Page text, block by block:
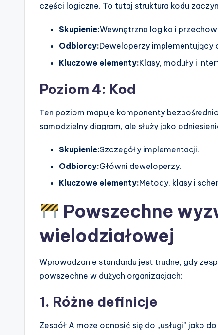
części logiczne. To tutaj struktura kodu
Skupienie:Wewnętrzna logika i
Odbiorcy:Deweloperzy implementujący
Kluczowe elementy:Klasy, moduły i
Poziom 4: Kod
Ten poziom mapuje komponenty
samodzielny diagram, ale służy jako
Skupienie:Szczegóły implementacji.
Odbiorcy:Główni deweloperzy.
Kluczowe elementy:Metody, klasy i
Powszechne
wielodziałowej
Wprowadzanie standardu jest trudne, gdy
powszechne w dużych organizacjach:
1. Różne definicje
Zespół A może odnosić się do „usługi” jako